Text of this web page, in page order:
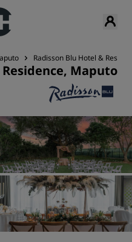
Radisson Blu Hotel &
Maputo